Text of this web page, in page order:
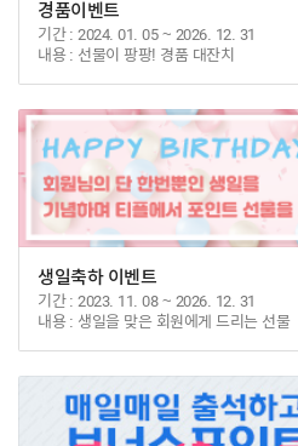
경품이벤트
기간 2024. 01. 05 ~ 2026. 12. 31
내용
선물이 팡팡! 경품 대잔치
생일축하 이벤트
기간 2023. 11. 08 ~ 2026. 12. 31
내용
생일을 맞은 회원에게 드리는 선물